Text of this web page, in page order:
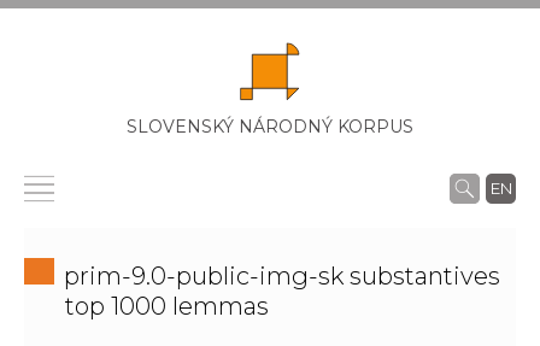
SLOVENSKÝ NÁRODNÝ KORPUS
EN
prim-9.0-public-img-sk substantives
top 1000 lemmas